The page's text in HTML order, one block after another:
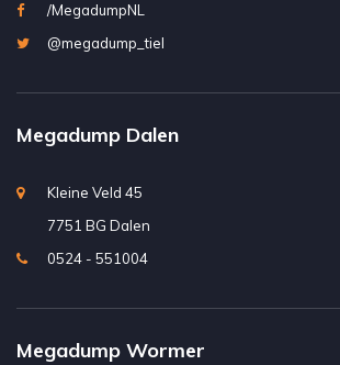
/MegadumpNL
@megadump_tiel
Megadump Dalen
Kleine Veld 45
7751 BG Dalen
0524 - 551004
Megadump Wormer